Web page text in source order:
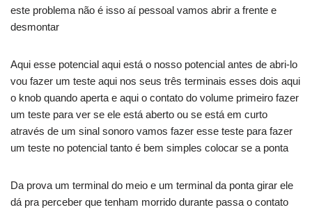
este problema não é isso aí pessoal vamos abrir a frente e
desmontar
Aqui esse potencial aqui está o nosso potencial antes de abri-lo
vou fazer um teste aqui nos seus três terminais esses dois aqui
o knob quando aperta e aqui o contato do volume primeiro fazer
um teste para ver se ele está aberto ou se está em curto
através de um sinal sonoro vamos fazer esse teste para fazer
um teste no potencial tanto é bem simples colocar se a ponta
Da prova um terminal do meio e um terminal da ponta girar ele
dá pra perceber que tenham morrido durante passa o contato